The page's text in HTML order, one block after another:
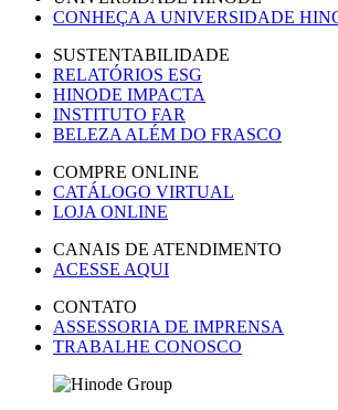
CONHEÇA A UNIVERSIDADE
SUSTENTABILIDADE
RELATÓRIOS ESG
HINODE IMPACTA
INSTITUTO FAR
BELEZA ALÉM DO FRASCO
COMPRE ONLINE
CATÁLOGO VIRTUAL
LOJA ONLINE
CANAIS DE ATENDIMENTO
ACESSE AQUI
CONTATO
ASSESSORIA DE IMPRENSA
TRABALHE CONOSCO